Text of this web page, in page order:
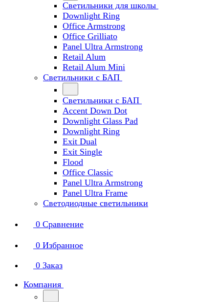
Светильники для школы
Downlight Ring
Office Armstrong
Office Grilliato
Panel Ultra Armstrong
Retail Alum
Retail Alum Mini
Светильники с БАП
Светильники с БАП
Accent Down Dot
Downlight Glass Pad
Downlight Ring
Exit Dual
Exit Single
Flood
Office Classic
Panel Ultra Armstrong
Panel Ultra Frame
Светодиодные светильники
0 Сравнение
0 Избранное
0 Заказ
Компания